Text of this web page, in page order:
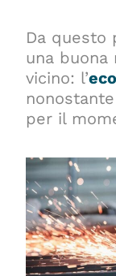
Da questo
una buona
vicino: l’
per il